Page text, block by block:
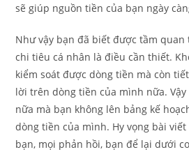
sẽ giúp nguồn tiền của bạn ngày
Như vậy bạn đã biết được tầm quan
chi tiêu cá nhân là điều cần thiết.
kiểm soát được dòng tiền mà còn
lời trên dòng tiền của mình nữa.
nữa mà bạn không lên bảng kế
dòng tiền của mình. Hy vọng bài
bạn, mọi phản hồi, bạn để lại dưới